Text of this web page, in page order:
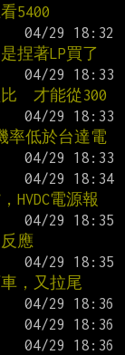
5400
捏著LP買了
才能從300
率低於台達電
HVDC電源報
應
，又拉尾